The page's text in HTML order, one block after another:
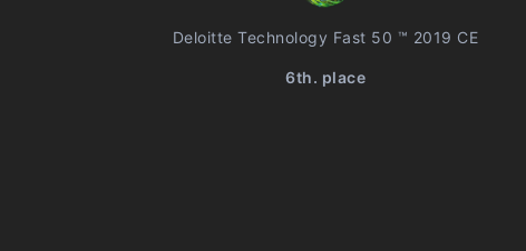
Deloitte Technology Fast 50 ™ 2019 CE
6th. place